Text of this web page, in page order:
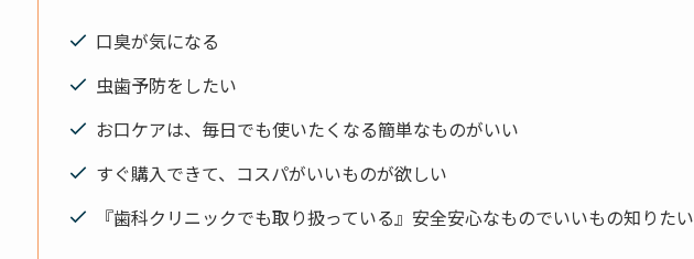
口臭が気になる
虫歯予防をしたい
お口ケアは、毎日でも使いたくなる簡単なものがいい
すぐ購入できて、コスパがいいものが欲しい
『歯科クリニックでも取り扱っている』安全安心なものでいいもの知りたい